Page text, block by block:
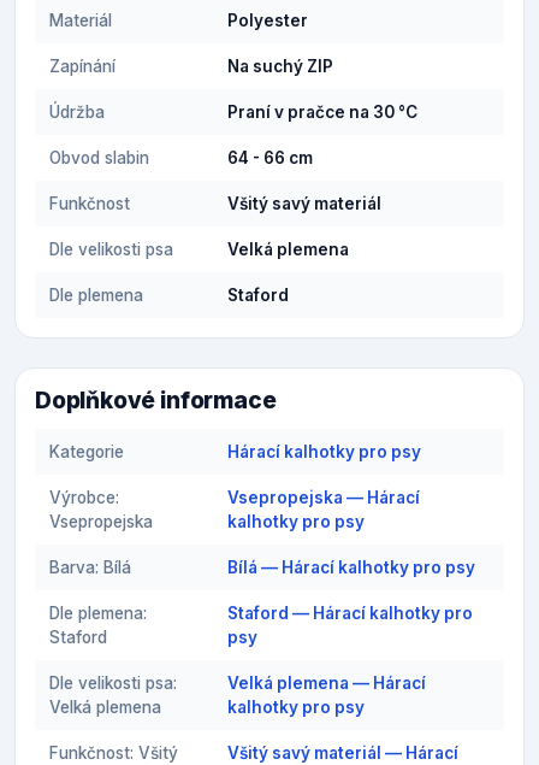
Materiál Polyester
Zapínání Na suchý ZIP
Údržba Praní v pračce na 30 °C
Obvod slabin 64 - 66 cm
Funkčnost Všitý savý materiál
Dle velikosti psa Velká plemena
Dle plemena Staford
Doplňkové informace
Kategorie Hárací kalhotky pro psy
Výrobce:
Vsepropejska
Vsepropejska — Hárací
kalhotky pro psy
Barva: Bílá Bílá — Hárací kalhotky pro psy
Dle plemena:
Staford
Staford — Hárací kalhotky pro
psy
Dle velikosti psa:
Velká plemena
Velká plemena — Hárací
kalhotky pro psy
Funkčnost: Všitý
Všitý savý materiál — Hárací